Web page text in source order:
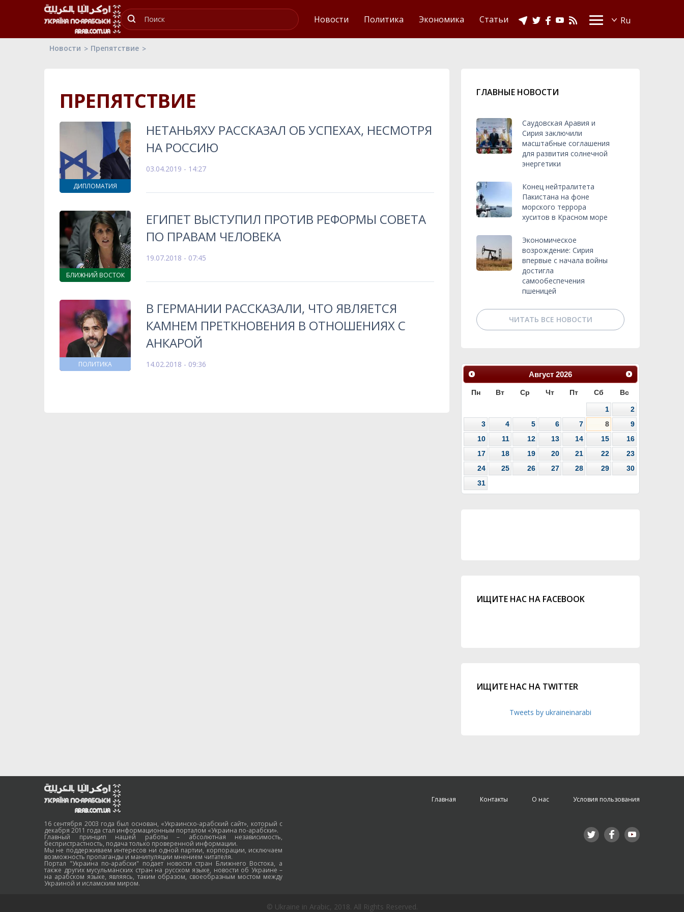
Новости Политика Экономика Статьи
Новости Препятствие
ПРЕПЯТСТВИЕ
ДИПЛОМАТИЯ
НЕТАНЬЯХУ РАССКАЗАЛ ОБ УСПЕХАХ, НЕСМОТРЯ
НА РОССИЮ
03.04.2019 - 14:27
БЛИЖНИЙ ВОСТОК
ЕГИПЕТ ВЫСТУПИЛ ПРОТИВ РЕФОРМЫ СОВЕТА
ПО ПРАВАМ ЧЕЛОВЕКА
19.07.2018 - 07:45
ПОЛИТИКА
В ГЕРМАНИИ РАССКАЗАЛИ, ЧТО ЯВЛЯЕТСЯ
КАМНЕМ ПРЕТКНОВЕНИЯ В ОТНОШЕНИЯХ С
АНКАРОЙ
14.02.2018 - 09:36
ГЛАВНЫЕ НОВОСТИ
Саудовская Аравия и
Сирия заключили
масштабные соглашения
для развития солнечной
энергетики
Конец нейтралитета
Пакистана на фоне
морского террора
хуситов в Красном море
Экономическое
возрождение: Сирия
впервые с начала войны
достигла
самообеспечения
пшеницей
ЧИТАТЬ ВСЕ НОВОСТИ
Август 2026
Пн Вт Ср Чт Пт Сб Вс
1
2
3
4 5 6 7 8
9
10
11 12 13 14 15
16
17
18 19 20 21 22
23
24
25 26 27 28 29
30
31
ИЩИТЕ НАС НА FACEBOOK
ИЩИТЕ НАС НА TWITTER
Tweets by ukraineinarabi
16 сентября 2003 года был основан, «Украинско-арабский сайт», который с
декабря 2011 года стал информационным порталом «Украина по-арабски».
Главный принцип нашей работы – абсолютная независимость,
беспристрастность, подача только проверенной информации.
Мы не поддерживаем интересов ни одной партии, корпорации, исключаем
возможность пропаганды и манипуляции мнением читателя.
Портал "Украина по-арабски" подает новости стран Ближнего Востока, а
также других мусульманских стран на русском языке, новости об Украине –
на арабском языке, являясь, таким образом, своеобразным мостом между
Украиной и исламским миром.
Главная Контакты О нас Условия пользования
© Ukraine in Arabic, 2018. All Rights Reserved.